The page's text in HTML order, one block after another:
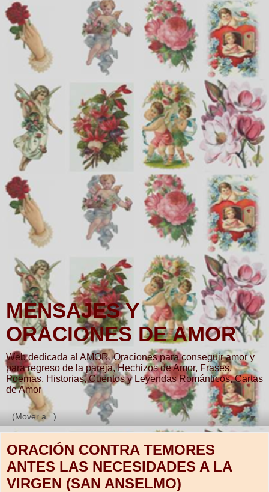
MENSAJES Y
ORACIONES DE AMOR
Web dedicada al AMOR. Oraciones para conseguir amor y
para regreso de la pareja, Hechizos de Amor, Frases,
Poemas, Historias, Cuentos y Leyendas Románticos, Cartas
de Amor
▼
ORACIÓN CONTRA TEMORES
ANTES LAS NECESIDADES A LA
VIRGEN (SAN ANSELMO)